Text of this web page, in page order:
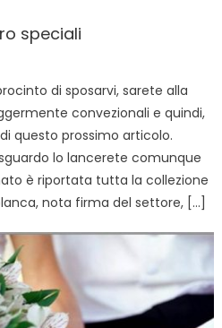
speciali
di sposarvi, sarete alla
convezionali e quindi,
questo prossimo articolo.
lo lancerete comunque
è riportata tutta la collezione
nota firma del settore, […]